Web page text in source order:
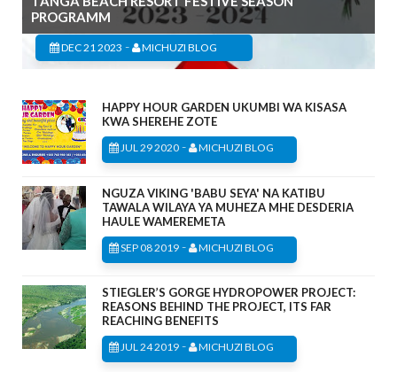
PROGRAMM
DEC 21 2023 - MICHUZI BLOG
HAPPY HOUR GARDEN UKUMBI WA KISASA
KWA SHEREHE ZOTE
JUL 29 2020 - MICHUZI BLOG
NGUZA VIKING 'BABU SEYA' NA KATIBU
TAWALA WILAYA YA MUHEZA MHE DESDERIA
HAULE WAMEREMETA
SEP 08 2019 - MICHUZI BLOG
STIEGLER’S GORGE HYDROPOWER PROJECT:
REASONS BEHIND THE PROJECT, ITS FAR
REACHING BENEFITS
JUL 24 2019 - MICHUZI BLOG